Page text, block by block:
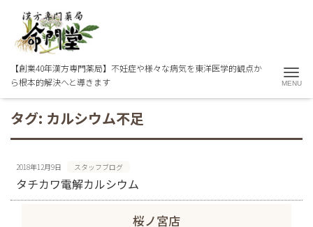
【創業40年漢方専門薬局】不妊症や様々な病気を東洋医学的観点か
ら根本的解決へと導きます
タグ: カルシウム不足
2018年12月9日 スタッフブログ
タチカワ電解カルシウム
桜ノ宮店